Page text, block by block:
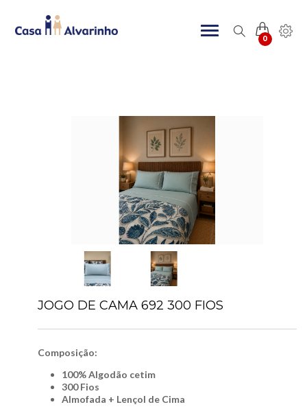
0
JOGO DE CAMA 692 300 FIOS
Composição:
100% Algodão cetim
300 Fios
Almofada + Lençol de Cima